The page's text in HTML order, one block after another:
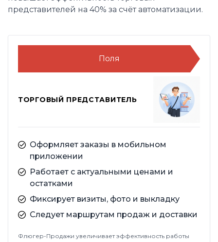
представителей на 40% за счёт автоматизации.
Поля
ТОРГОВЫЙ ПРЕДСТАВИТЕЛЬ
Оформляет заказы в мобильном
приложении
Работает с актуальными ценами и
остатками
Фиксирует визиты, фото и выкладку
Следует маршрутам продаж и доставки
Флюгер-Продажи увеличивает эффективность работы